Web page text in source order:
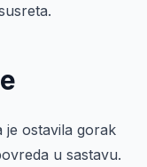
je ostavila gorak
u sastavu.